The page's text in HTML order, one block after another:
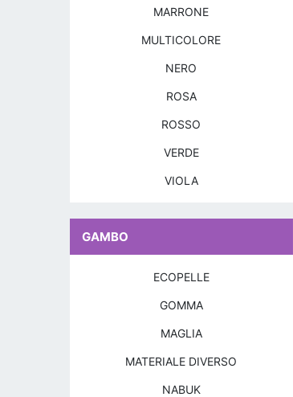
MARRONE
MULTICOLORE
NERO
ROSA
ROSSO
VERDE
VIOLA
GAMBO
ECOPELLE
GOMMA
MAGLIA
MATERIALE DIVERSO
NABUK